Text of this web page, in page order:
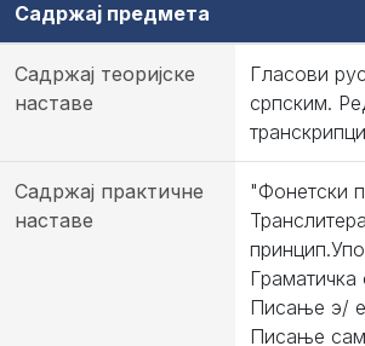
Садржај предмета
Садржај теоријске
наставе
Гласови
српским.
Садржај практичне
наставе
"Фонетски
Граматичка
Писање э/ е
Писање